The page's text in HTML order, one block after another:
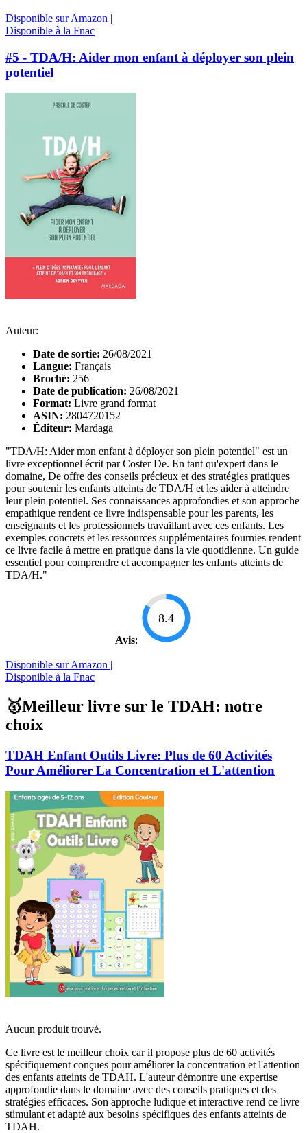
Disponible sur Amazon |
Disponible à la Fnac
#5 - TDA/H: Aider mon enfant à déployer son plein
potentiel
Auteur:
Date de sortie: 26/08/2021
Langue: Français
Broché: 256
Date de publication: 26/08/2021
Format: Livre grand format
ASIN: 2804720152
Éditeur: Mardaga
"TDA/H: Aider mon enfant à déployer son plein potentiel" est un
livre exceptionnel écrit par Coster De. En tant qu'expert dans le
domaine, De offre des conseils précieux et des stratégies pratiques
pour soutenir les enfants atteints de TDA/H et les aider à atteindre
leur plein potentiel. Ses connaissances approfondies et son approche
empathique rendent ce livre indispensable pour les parents, les
enseignants et les professionnels travaillant avec ces enfants. Les
exemples concrets et les ressources supplémentaires fournies rendent
ce livre facile à mettre en pratique dans la vie quotidienne. Un guide
essentiel pour comprendre et accompagner les enfants atteints de
TDA/H."
Avis:
8.4
Disponible sur Amazon |
Disponible à la Fnac
🥇Meilleur livre sur le TDAH: notre
choix
TDAH Enfant Outils Livre: Plus de 60 Activités
Pour Améliorer La Concentration et L'attention
Aucun produit trouvé.
Ce livre est le meilleur choix car il propose plus de 60 activités
spécifiquement conçues pour améliorer la concentration et l'attention
des enfants atteints de TDAH. L'auteur démontre une expertise
approfondie dans le domaine avec des conseils pratiques et des
stratégies efficaces. Son approche ludique et interactive rend ce livre
stimulant et adapté aux besoins spécifiques des enfants atteints de
TDAH.